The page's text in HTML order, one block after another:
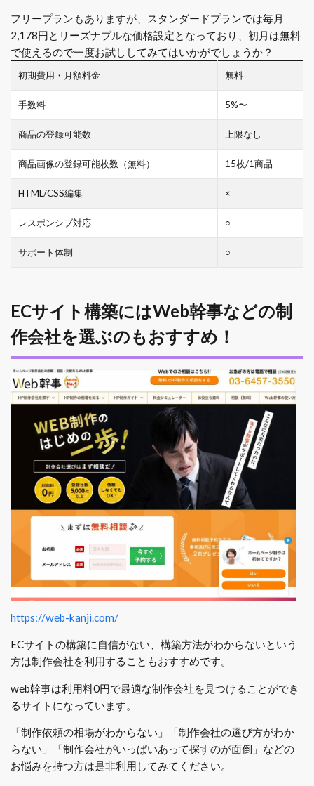
フリープランもありますが、スタンダードプランでは毎月
2,178円とリーズナブルな価格設定となっており、初月は無料
で使えるので一度お試ししてみてはいかがでしょうか？
初期費用・月額料金 無料
手数料 5%〜
商品の登録可能数 上限なし
商品画像の登録可能枚数（無料） 15枚/1商品
HTML/CSS編集 ×
レスポンシブ対応 ○
サポート体制 ○
ECサイト構築にはWeb幹事などの制
作会社を選ぶのもおすすめ！
https://web-kanji.com/
ECサイトの構築に自信がない、構築方法がわからないという
方は制作会社を利用することもおすすめです。
web幹事は利用料0円で最適な制作会社を見つけることができ
るサイトになっています。
「制作依頼の相場がわからない」「制作会社の選び方がわか
らない」「制作会社がいっぱいあって探すのが面倒」などの
お悩みを持つ方は是非利用してみてください。